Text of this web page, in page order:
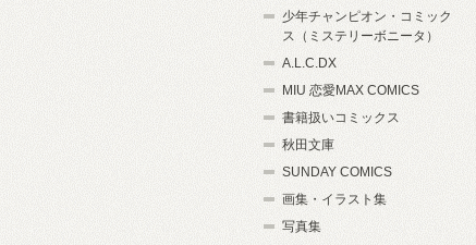
少年チャンピオン・コミック
ス（ミステリーボニータ）
A.L.C.DX
MIU 恋愛MAX COMICS
書籍扱いコミックス
秋田文庫
SUNDAY COMICS
画集・イラスト集
写真集